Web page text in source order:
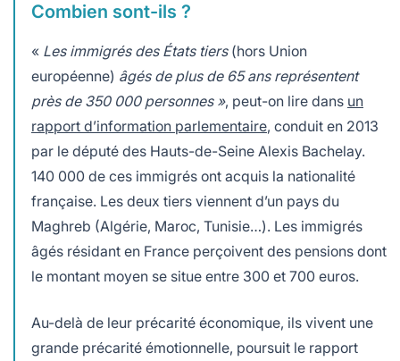
Combien sont-ils ?
« Les immigrés des États tiers (hors Union
européenne) âgés de plus de 65 ans représentent
près de 350 000 personnes », peut-on lire dans un
rapport d’information parlementaire, conduit en 2013
par le député des Hauts-de-Seine Alexis Bachelay.
140 000 de ces immigrés ont acquis la nationalité
française. Les deux tiers viennent d’un pays du
Maghreb (Algérie, Maroc, Tunisie…). Les immigrés
âgés résidant en France perçoivent des pensions dont
le montant moyen se situe entre 300 et 700 euros.
Au-delà de leur précarité économique, ils vivent une
grande précarité émotionnelle, poursuit le rapport